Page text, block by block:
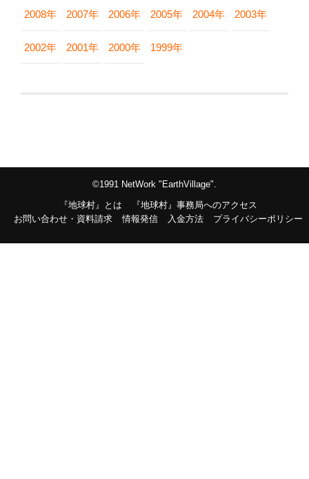
2008年 2007年 2006年 2005年 2004年 2003年
2002年 2001年 2000年 1999年
©1991 NetWork "EarthVillage".
『地球村』とは
『地球村』事務局へのアクセス
お問い合わせ・資料請求
情報発信 入金方法 プライバシーポリシー